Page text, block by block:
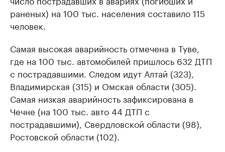
раненых) на 100 тыс. населения составило 115
человек.
Самая высокая аварийность отмечена в Туве,
где на 100 тыс. автомобилей пришлось 632 ДТП
с пострадавшими. Следом идут Алтай (323),
Владимирская (315) и Омская области (305).
Самая низкая аварийность зафиксирована в
Чечне (на 100 тыс. авто 44 ДТП с
пострадавшими), Свердловской области (98),
Ростовской области (102).